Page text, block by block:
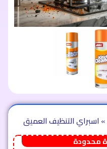
» اسبراي التنظيف العميق